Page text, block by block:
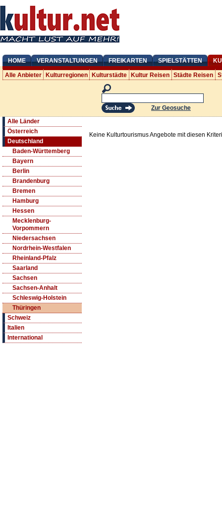
HOME VERANSTALTUNGEN FREIKARTEN SPIELSTÄTTEN
Alle Anbieter Kulturregionen Kulturstädte Kultur Reisen Städte Reisen
Zur Geosuche
Alle Länder
Österreich
Deutschland
Baden-Württemberg
Bayern
Berlin
Brandenburg
Bremen
Hamburg
Hessen
Mecklenburg-
Vorpommern
Niedersachsen
Nordrhein-Westfalen
Rheinland-Pfalz
Saarland
Sachsen
Sachsen-Anhalt
Schleswig-Holstein
Thüringen
Schweiz
Italien
International
Keine Kulturtourismus Angebote mit diesen